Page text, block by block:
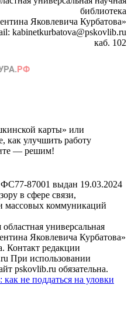
библиотека
Яковлевича Курбатова»
kabinetkurbatova@pskovlib.ru
каб. 102
карты» или
как улучшить работу
— решим!
87001 выдан 19.03.2024
в сфере связи,
массовых коммуникаций
универсальная
Яковлевича Курбатова»
Контакт редакции
При использовании
pskovlib.ru обязательна.
не поддаться на уловки